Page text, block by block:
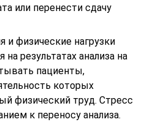
или перенести сдачу
и физические нагрузки
результатах анализа на
пациенты,
которых
физический труд. Стресс
к переносу анализа.